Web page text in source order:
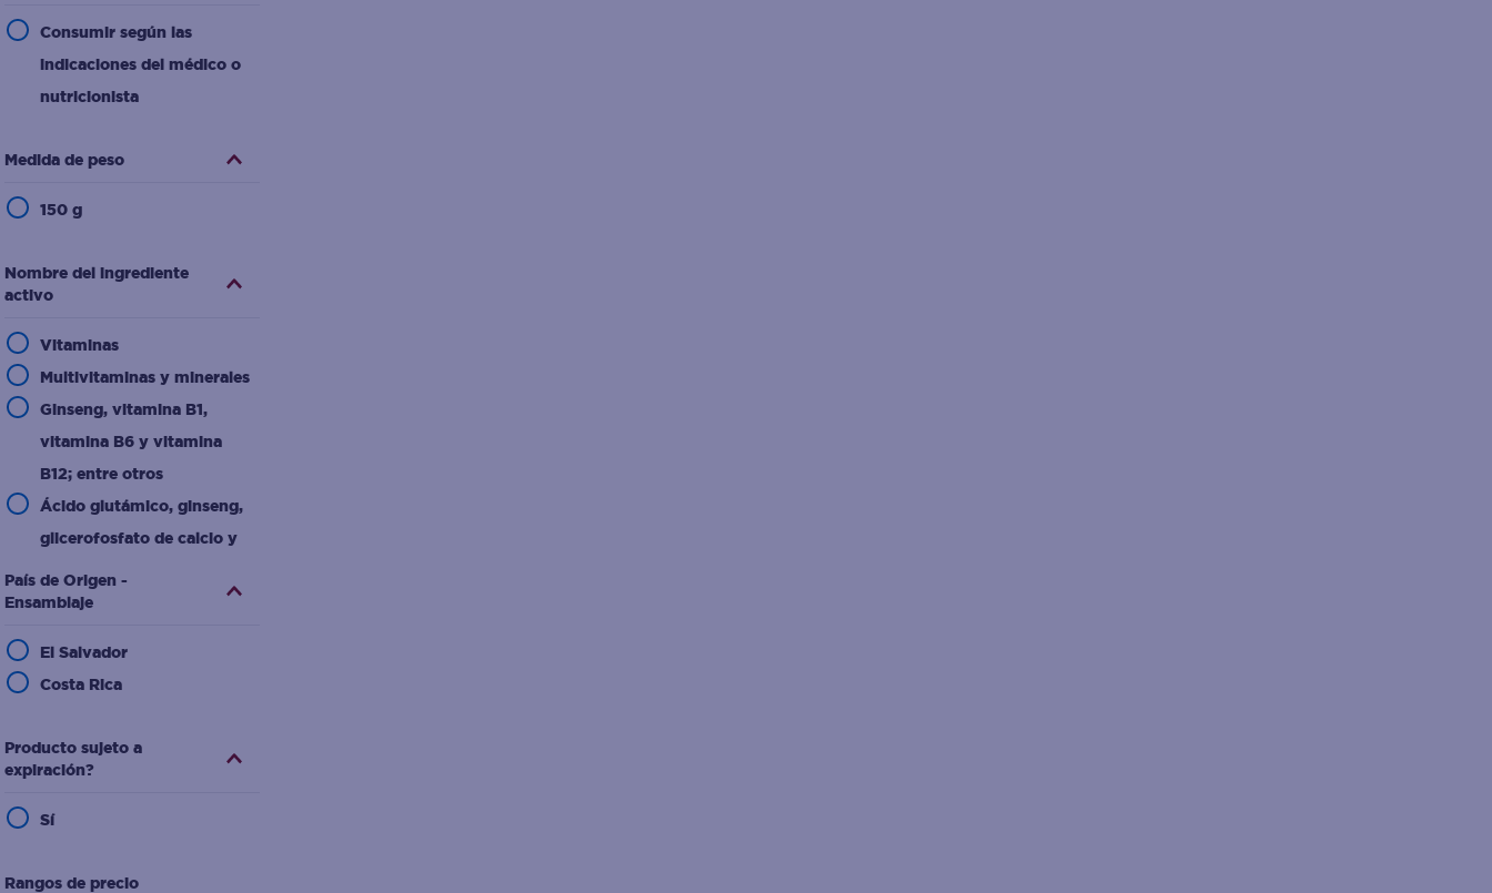
Consumir según las
indicaciones del médico o
nutricionista
Medida de peso
150 g
Nombre del ingrediente
activo
Vitaminas
Multivitaminas y minerales
Ginseng, vitamina B1,
vitamina B6 y vitamina
B12; entre otros
Ácido glutámico, ginseng,
glicerofosfato de calcio y
País de Origen -
Ensamblaje
El Salvador
Costa Rica
Producto sujeto a
expiración?
Sí
Rangos de precio